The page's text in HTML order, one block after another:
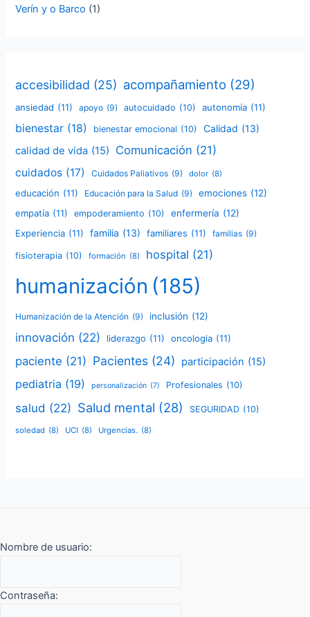
Verín y o Barco (1)
accesibilidad (25) acompañamiento (29)
ansiedad (11) apoyo (9) autocuidado (10) autonomía (11)
bienestar (18) bienestar emocional (10) Calidad (13)
calidad de vida (15) Comunicación (21)
cuidados (17) Cuidados Paliativos (9) dolor (8)
educación (11) Educación para la Salud (9) emociones (12)
empatía (11) empoderamiento (10) enfermería (12)
Experiencia (11) familia (13) familiares (11) familias (9)
fisioterapia (10) formación (8) hospital (21)
humanización (185)
Humanización de la Atención (9) inclusión (12)
innovación (22) liderazgo (11) oncologia (11)
paciente (21) Pacientes (24) participación (15)
pediatria (19) personalización (7) Profesionales (10)
salud (22) Salud mental (28) SEGURIDAD (10)
soledad (8) UCI (8) Urgencias. (8)
Nombre de usuario:
Contraseña: